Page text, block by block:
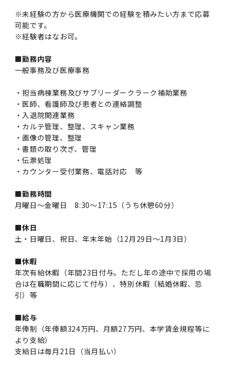
動物実験等に関する情報
企業等からの資金提供状況の公表
女性活躍推進法による一般事業主行動計画
次世代育成支援対策推進法による一般事業主行
動計画
女性の活躍推進に向けた取り組み
目標とする教員の適正な年齢構成
キャンパスマスタープラン2016
国立大学法人ガバナンス・コード報告書
企業活動と医療機関等の透明性ガイドライン
次世代認定マーク「くるみん」を取得しました
（基準適合一般事業主認定）
Call for Applications to TMDU-SPRING
Program (formerly the TMDU WISE
Program) for the 2024 Academic Year
「TMDU-SPRING」対象学生の募集について
（※春入学対象）について
Call for Application to TMDU WISE
Programs (II) for the 2023 Academic Year
by Eligible Students (*Autumn admission)
令和５年度（２０２３年度）東京医科歯科大学
「卓越大学院生制度（Ⅱ）」対象学生（秋入学
大学院在学生
障害を理由とする差別の解消の推進に関する対
応要領
バリアフリーマップ
困りごと対策貸出グッズ
「研究者早期育成コース」採用決定通知書授与
式を行いました。
令和５年度（２０２３年度）東京医科歯科大学
「研究者早期育成コース及び研究者養成コー
令和４年度（２０２２年度）東京医科歯科大学
「研究者早期育成コース及び研究者養成コー
ス」採用決定通知書授与式を行いました。
令和３年度（２０２１年度）東京医科歯科大学
「卓越大学院生制度（Ⅰ）」採用決定通知書授
与式を行いました。
外国人留学生の就職情報について
内定取り消しについて
進路届の提出について
その他 就職関連情報（推薦書等）
2022年（38.1 MB）
2020年 （PDF：67.8MB）
2019年 （PDF：71.7MB）
2018年 （PDF：83.3MB）
2017年 （PDF：75.1MB）
2016年 （PDF：73.0MB）
2013年 （PDF：6.4MB）
2026年度
2023年度
2024年度
2022年度
2021年度
2020年度
2017年度
2015年度
2023年（PDF：4.5MB）
2022年（PDF：53.8 MB）
2021年（PDF：4.5 MB）
2020年 （PDF：4.6MB）
2019年 （PDF：5.2MB）
2018年 （PDF：18.7MB）
2015年 （PDF：2.3MB）
向け）
Regarding education and student life after
the integration（For prospective
students）
向け）
Regarding education and student life after
the integration (For current students)
教学IR関連公開情報
教学IR関連公開情報トップ
卒業生進路アンケート
卒後3年大学評価アンケート
卒業時大学評価アンケート
科目評価（旧 科目別アンケート）
教学IR 業績・活動
統合イノベーション機構トップ
イノベーション創出の基盤構築プロジェクト
オープンイノベーションセンター
ヘルスサイエンスR&Dセンター
若手研究者支援センター（統合研究機構）
リサーチコアセンター
実験動物センター
生命倫理研究センター
疾患バイオリソースセンター
先端医歯工学創成クラスター（統合研究機構）
トップ
再生医療研究センター
再生医療研究センター（微生物安全性グルー
プ）
統合研究機構から他部局へ異動したセンター
統合研究機構から他部局へ異動したセンタート
ップ
低侵襲医療センター（旧：低侵襲医歯学研究セ
ンター）
統合情報機構（図書館部門・ITセキュリティ部
門）
統合情報機構（図書館部門・ITセキュリティ部
門）トップ
ITヘルプデスク（学内専用サイト）
ITセキュリティ部門（学内専用サイト）
図書館部門
図書館部門トップ
アクティブラーニング教室・情報検索室
情報システムポータル
デジタル変革推進事務室
連絡先一覧
学生支援・保健管理機構
学生支援・保健管理機構トップ
保健管理センター
湯島学生支援センター
湯島学生支援センタートップ
学生相談支援室
ダイバーシティ・インクルージョン室
環境安全管理室
環境安全管理室トップ
環境報告書
広報部
※未経験の方から医療機関での経験を積みたい方まで応募
可能です。
※経験者はなお可。
■勤務内容
一般事務及び医療事務
・担当病棟業務及びサブリーダークラーク補助業務
・医師、看護師及び患者との連絡調整
・入退院関連業務
・カルテ管理、整理、スキャン業務
・画像の管理、整理
・書類の取り次ぎ、管理
・伝票処理
・カウンター受付業務、電話対応 等
■勤務時間
月曜日～金曜日 8:30～17:15（うち休憩60分）
■休日
土・日曜日、祝日、年末年始（12月29日～1月3日）
■休暇
年次有給休暇（年間23日付与。ただし年の途中で採用の場
合は在職期間に応じて付与）、特別休暇（結婚休暇、忌
引）等
■給与
年俸制（年俸額324万円、月額27万円、本学賃金規程等に
より支給）
支給日は毎月21日（当月払い）